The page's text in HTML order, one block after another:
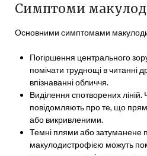
Симптоми
Основними симптомами
Погіршення центрального
помічати труднощі в читанні
впізнаванні обличчя.
Виділення спотворених ліній.
повідомляють про те, що
або викривленими.
Темні плями або затуманене
макулодистрофією можуть